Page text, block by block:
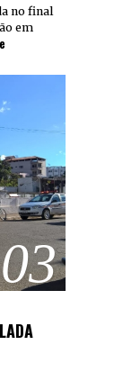
no final
em
03